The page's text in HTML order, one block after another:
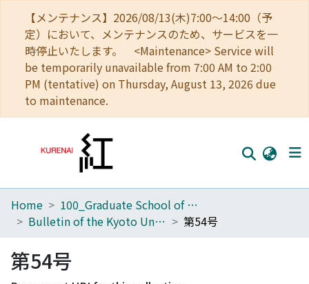
【メンテナンス】2026/08/13(木)7:00～14:00（予
定）において、メンテナンスのため、サービスを一
時停止いたします。 <Maintenance> Service will
be temporarily unavailable from 7:00 AM to 2:00
PM (tentative) on Thursday, August 13, 2026 due
to maintenance.
Home
Browse
Home
100_Graduate School of Agriculture
Bulletin of the Kyoto University Forests
第54号
第54号